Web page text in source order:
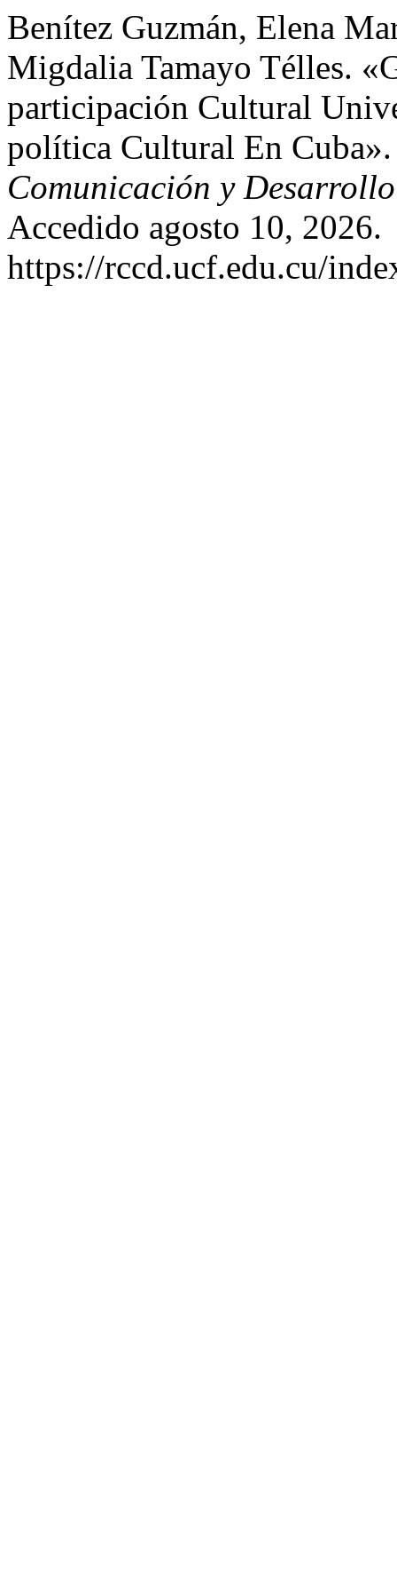
Benítez Guzmán, Elena
Migdalia Tamayo Télles.
participación Cultural
política Cultural En
Comunicación y Desarrollo
Accedido agosto 10, 2026.
https://rccd.ucf.edu.cu/